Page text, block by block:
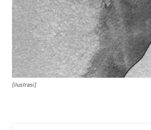
[ilustrasi]